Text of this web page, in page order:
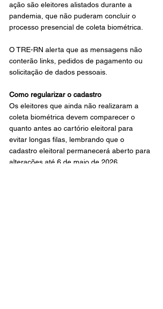
ação são eleitores alistados durante a
pandemia, que não puderam concluir o
processo presencial de coleta biométrica.
O TRE-RN alerta que as mensagens não
conterão links, pedidos de pagamento ou
solicitação de dados pessoais.
Como regularizar o cadastro
Os eleitores que ainda não realizaram a
coleta biométrica devem comparecer o
quanto antes ao cartório eleitoral para
evitar longas filas, lembrando que o
cadastro eleitoral permanecerá aberto para
alterações até 6 de maio de 2026.